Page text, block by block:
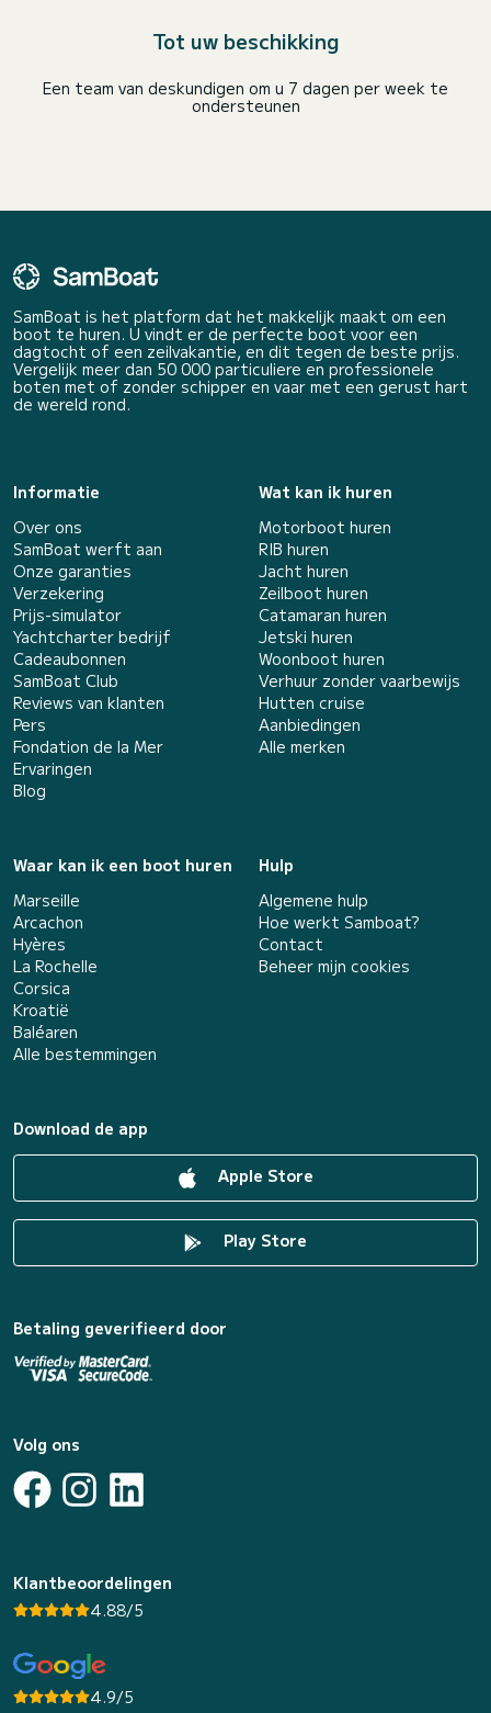
Tot uw beschikking
Een team van deskundigen om u 7 dagen per week te
ondersteunen
SamBoat is het platform dat het makkelijk maakt om een
boot te huren. U vindt er de perfecte boot voor een
dagtocht of een zeilvakantie, en dit tegen de beste prijs.
Vergelijk meer dan 50 000 particuliere en professionele
boten met of zonder schipper en vaar met een gerust hart
de wereld rond.
Informatie
Over ons
SamBoat werft aan
Onze garanties
Verzekering
Prijs-simulator
Yachtcharter bedrijf
Cadeaubonnen
SamBoat Club
Reviews van klanten
Pers
Fondation de la Mer
Ervaringen
Blog
Wat kan ik huren
Motorboot huren
RIB huren
Jacht huren
Zeilboot huren
Catamaran huren
Jetski huren
Woonboot huren
Verhuur zonder vaarbewijs
Hutten cruise
Aanbiedingen
Alle merken
Waar kan ik een boot huren
Marseille
Arcachon
Hyères
La Rochelle
Corsica
Kroatië
Baléaren
Alle bestemmingen
Hulp
Algemene hulp
Hoe werkt Samboat?
Contact
Beheer mijn cookies
Download de app
Apple Store
Play Store
Betaling geverifieerd door
Volg ons
Klantbeoordelingen
4.88/5
4.9/5